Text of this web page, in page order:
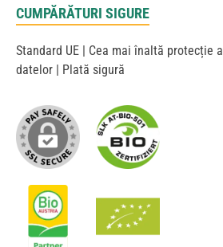
CUMPĂRĂTURI SIGURE
Standard UE | Cea mai înaltă protecție a
datelor | Plată sigură